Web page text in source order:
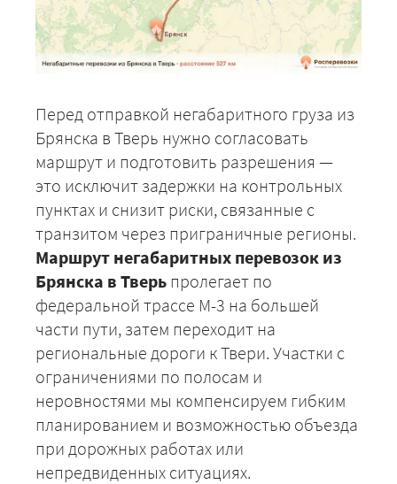
Перед отправкой негабаритного груза из
Брянска в Тверь нужно согласовать
маршрут и подготовить разрешения —
это исключит задержки на контрольных
пунктах и снизит риски, связанные с
транзитом через приграничные регионы.
Маршрут негабаритных перевозок из
Брянска в Тверь пролегает по
федеральной трассе М-3 на большей
части пути, затем переходит на
региональные дороги к Твери. Участки с
ограничениями по полосам и
неровностями мы компенсируем гибким
планированием и возможностью объезда
при дорожных работах или
непредвиденных ситуациях.
+7 (499) 520-05-23